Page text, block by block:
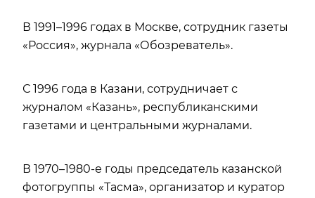
В 1991–1996 годах в Москве, сотрудник газеты
«Россия», журнала «Обозреватель».
С 1996 года в Казани, сотрудничает с
журналом «Казань», республиканскими
газетами и центральными журналами.
В 1970–1980-е годы председатель казанской
фотогруппы «Тасма», организатор и куратор